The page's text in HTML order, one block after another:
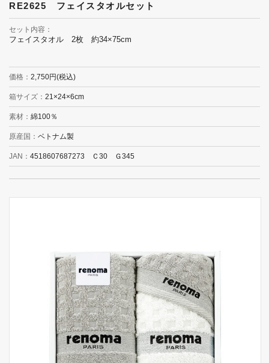
RE2625 フェイスタオルセット
セット内容
フェイスタオル 2枚 約34×75cm
価格 2,750円(税込)
箱サイズ 21×24×6cm
素材 綿100％
原産国 ベトナム製
JAN 4518607687273 Ｃ30 Ｇ345